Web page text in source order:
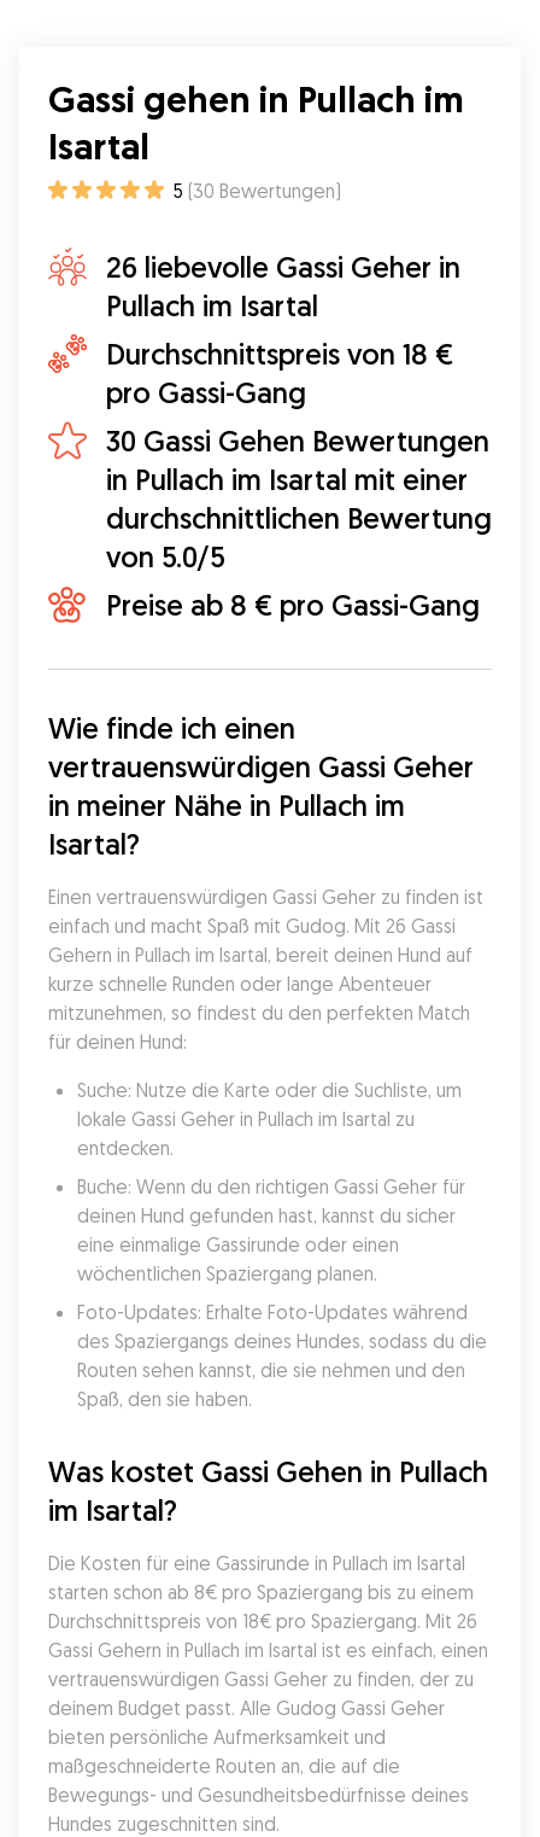
Gassi gehen in Pullach im
Isartal
5 (30 Bewertungen)
26 liebevolle Gassi Geher in
Pullach im Isartal
Durchschnittspreis von 18 €
pro Gassi-Gang
30 Gassi Gehen Bewertungen
in Pullach im Isartal mit einer
durchschnittlichen Bewertung
von 5.0/5
Preise ab 8 € pro Gassi-Gang
Wie finde ich einen
vertrauenswürdigen Gassi Geher
in meiner Nähe in Pullach im
Isartal?
Einen vertrauenswürdigen Gassi Geher zu finden ist
einfach und macht Spaß mit Gudog. Mit 26 Gassi
Gehern in Pullach im Isartal, bereit deinen Hund auf
kurze schnelle Runden oder lange Abenteuer
mitzunehmen, so findest du den perfekten Match
für deinen Hund:
Suche: Nutze die Karte oder die Suchliste, um
lokale Gassi Geher in Pullach im Isartal zu
entdecken.
Buche: Wenn du den richtigen Gassi Geher für
deinen Hund gefunden hast, kannst du sicher
eine einmalige Gassirunde oder einen
wöchentlichen Spaziergang planen.
Foto-Updates: Erhalte Foto-Updates während
des Spaziergangs deines Hundes, sodass du die
Routen sehen kannst, die sie nehmen und den
Spaß, den sie haben.
Was kostet Gassi Gehen in Pullach
im Isartal?
Die Kosten für eine Gassirunde in Pullach im Isartal
starten schon ab 8€ pro Spaziergang bis zu einem
Durchschnittspreis von 18€ pro Spaziergang. Mit 26
Gassi Gehern in Pullach im Isartal ist es einfach, einen
vertrauenswürdigen Gassi Geher zu finden, der zu
deinem Budget passt. Alle Gudog Gassi Geher
bieten persönliche Aufmerksamkeit und
maßgeschneiderte Routen an, die auf die
Bewegungs- und Gesundheitsbedürfnisse deines
Hundes zugeschnitten sind.